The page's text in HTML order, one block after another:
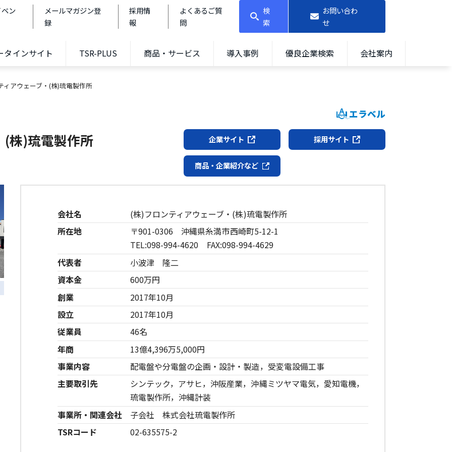
ン
メールマガジン登
録
採用情
報
よくあるご質
問
検
索
お問い合わ
せ
タインサイト TSR-PLUS 商品・サービス 導入事例 優良企業検索 会社案内
ィアウェーブ・(株)琉電製作所
エラベル
(株)琉電製作所 企業サイト 採用サイト
商品・企業紹介など
正面玄関
会社ロゴ
会社名
(株)フロンティアウェーブ・(株)琉電製作所
所在地
〒901-0306 沖縄県糸満市西崎町5-12-1
TEL:098-994-4620 FAX:098-994-4629
代表者
小波津 隆二
資本金
600万円
創業
2017年10月
設立
2017年10月
従業員
46名
年商
13億4,396万5,000円
事業内容
配電盤や分電盤の企画・設計・製造，受変電設備工事
主要取引先
シンテック，アサヒ，沖阪産業，沖縄ミツヤマ電気，愛知電機，
琉電製作所，沖縄計装
事業所・関連会社
子会社 株式会社琉電製作所
TSRコード
02-635575-2